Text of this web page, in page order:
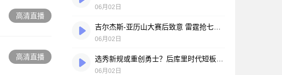
高清直播
高清直播
06月02日
06月02日
06月02日